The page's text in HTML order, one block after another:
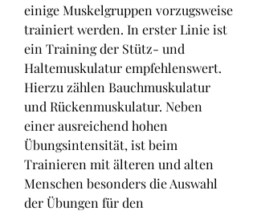
einige Muskelgruppen vorzugsweise
trainiert werden. In erster Linie ist
ein Training der Stütz- und
Haltemuskulatur empfehlenswert.
Hierzu zählen Bauchmuskulatur
und Rückenmuskulatur. Neben
einer ausreichend hohen
Übungsintensität, ist beim
Trainieren mit älteren und alten
Menschen besonders die Auswahl
der Übungen für den